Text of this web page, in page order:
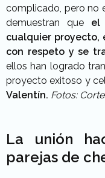
complicado, pero no
demuestran que el
cualquier proyecto,
con respeto y se
ellos han logrado
proyecto exitoso y
Valentín. Fotos:
La unión
parejas de